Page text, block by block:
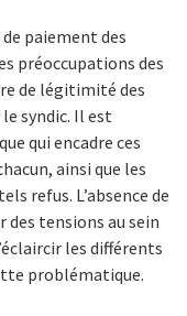
paiement des
préoccupations des
de légitimité des
syndic. Il est
qui encadre ces
ainsi que les
refus. L’absence de
tensions au sein
les différents
problématique.